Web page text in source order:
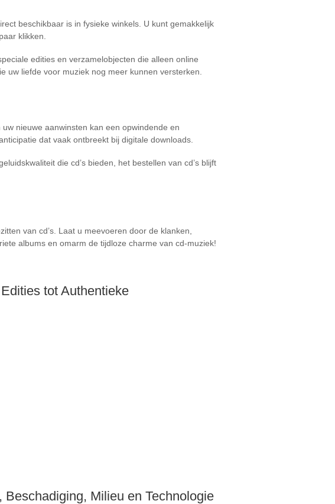
beschikbaar is in fysieke winkels. U kunt gemakkelijk
klikken.
edities en verzamelobjecten die alleen online
uw liefde voor muziek nog meer kunnen versterken.
nieuwe aanwinsten kan een opwindende en
dat vaak ontbreekt bij digitale downloads.
die cd’s bieden, het bestellen van cd’s blijft
van cd’s. Laat u meevoeren door de klanken,
albums en omarm de tijdloze charme van cd-muziek!
tot Authentieke
Milieu en Technologie